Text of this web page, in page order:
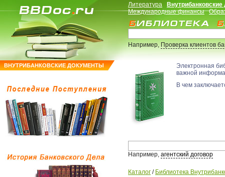
ВНУТРИБАНКОВСКИЕ ДОКУМЕНТЫ
Литература
Международные финансы
Например,Проверка клиентов
Электронная
важной
В чем
Например, агентский договор
Каталог / Библиотека